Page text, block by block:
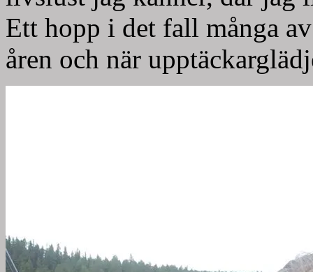
Ett hopp i det fall många
åren och när